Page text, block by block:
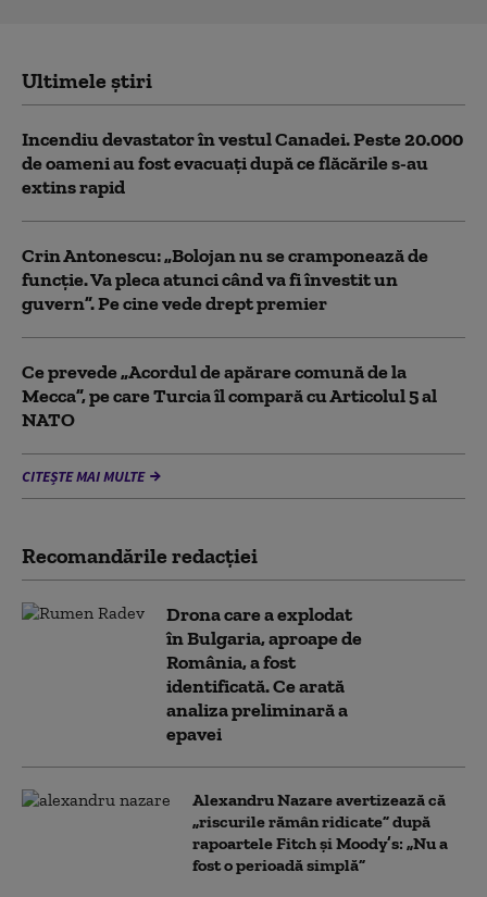
Ultimele știri
Incendiu devastator în vestul Canadei. Peste 20.000
de oameni au fost evacuați după ce flăcările s-au
extins rapid
Crin Antonescu: „Bolojan nu se cramponează de
funcție. Va pleca atunci când va fi învestit un
guvern”. Pe cine vede drept premier
Ce prevede „Acordul de apărare comună de la
Mecca”, pe care Turcia îl compară cu Articolul 5 al
NATO
CITEȘTE MAI MULTE
Recomandările redacţiei
Drona care a explodat
în Bulgaria, aproape de
România, a fost
identificată. Ce arată
analiza preliminară a
epavei
Alexandru Nazare avertizează că
„riscurile rămân ridicate” după
rapoartele Fitch și Moody’s: „Nu a
fost o perioadă simplă”